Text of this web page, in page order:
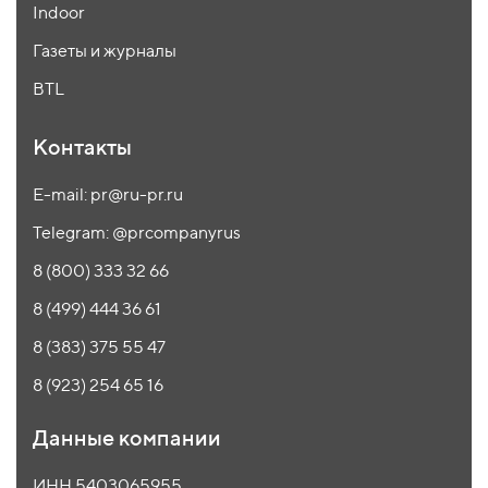
Indoor
Газеты и журналы
BTL
Контакты
E-mail: pr@ru-pr.ru
Telegram: @prcompanyrus
8 (800) 333 32 66
8 (499) 444 36 61
8 (383) 375 55 47
8 (923) 254 65 16
Данные компании